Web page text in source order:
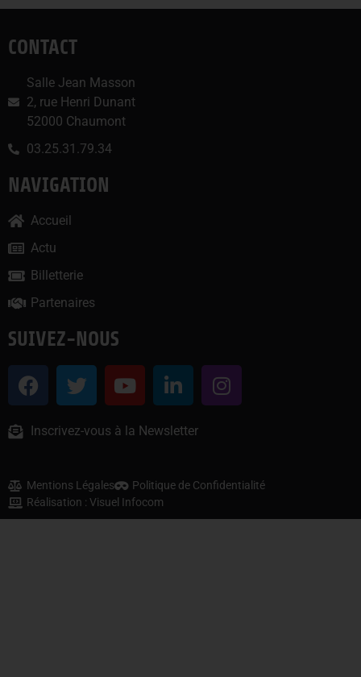
CONTACT
Salle Jean Masson
2, rue Henri Dunant
52000 Chaumont
03.25.31.79.34
NAVIGATION
Accueil
Actu
Billetterie
Partenaires
SUIVEZ-NOUS
Inscrivez-vous à la Newsletter
Mentions Légales
Politique de Confidentialité
Réalisation : Visuel Infocom